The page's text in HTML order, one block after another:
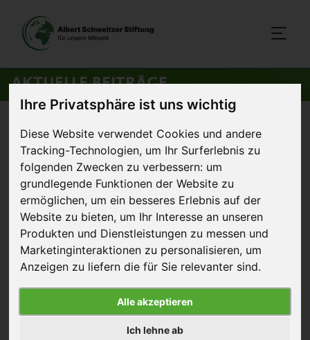
Ihre Privatsphäre ist uns wichtig
Diese Website verwendet Cookies und andere
Tracking-Technologien, um Ihr Surferlebnis zu
folgenden Zwecken zu verbessern: um
grundlegende Funktionen der Website zu
ermöglichen, um ein besseres Erlebnis auf der
Website zu bieten, um Ihr Interesse an unseren
Produkten und Dienstleistungen zu messen und
Marketinginteraktionen zu personalisieren, um
Anzeigen zu liefern die für Sie relevanter sind.
Alle akzeptieren
Ich lehne ab
AKTUELLE BEITRÄGE
22. November 2012
Der Bauernverband und die
Kirchen
Kirche und Bauernverband ©
In der Vergangenheit
hatte der Deutsche
Bauernverband (DBV)
viel Geschick
entwickelt, seine